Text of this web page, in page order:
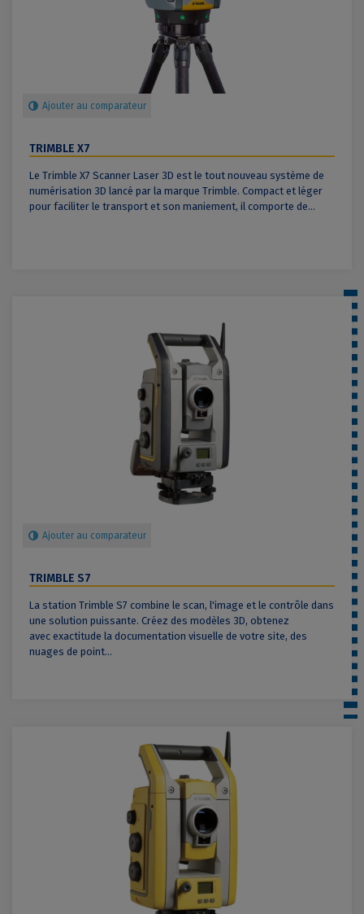
Ajouter au comparateur
TRIMBLE X7
Le Trimble X7 Scanner Laser 3D est le tout nouveau système de
numérisation 3D lancé par la marque Trimble. Compact et léger
pour faciliter le transport et son maniement, il comporte de...
Ajouter au comparateur
TRIMBLE S7
La station Trimble S7 combine le scan, l'image et le contrôle dans
une solution puissante. Créez des modèles 3D, obtenez
avec exactitude la documentation visuelle de votre site, des
nuages de point...